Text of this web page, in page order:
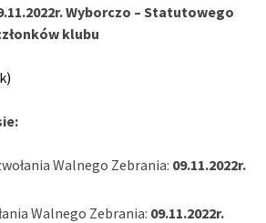
Wyborczo – Statutowego
klubu
Walnego Zebrania: 09.11.2022r.
Walnego Zebrania: 09.11.2022r.